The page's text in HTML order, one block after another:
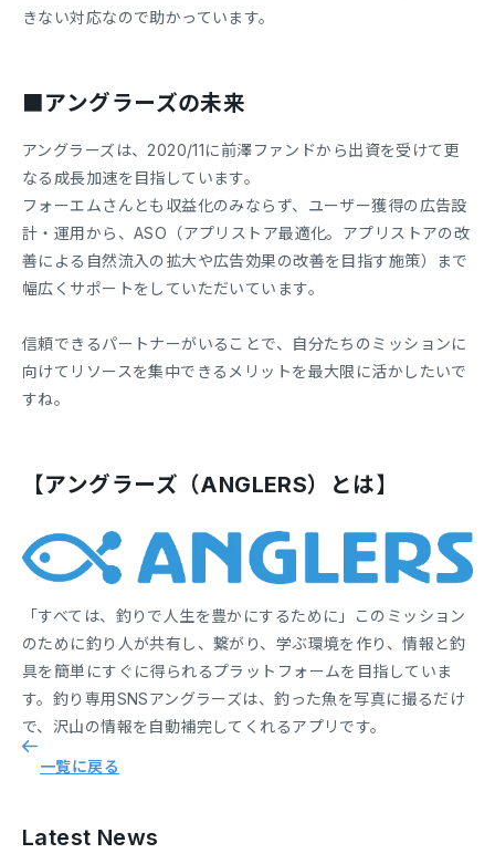
きない対応なので助かっています。
■アングラーズの未来
アングラーズは、2020/11に前澤ファンドから出資を受けて更
なる成長加速を目指しています。
フォーエムさんとも収益化のみならず、ユーザー獲得の広告設
計・運用から、ASO（アプリストア最適化。アプリストアの改
善による自然流入の拡大や広告効果の改善を目指す施策）まで
幅広くサポートをしていただいています。
信頼できるパートナーがいることで、自分たちのミッションに
向けてリソースを集中できるメリットを最大限に活かしたいで
すね。
【アングラーズ（ANGLERS）とは】
「すべては、釣りで人生を豊かにするために」このミッション
のために釣り人が共有し、繋がり、学ぶ環境を作り、情報と釣
具を簡単にすぐに得られるプラットフォームを目指していま
す。釣り専用SNSアングラーズは、釣った魚を写真に撮るだけ
で、沢山の情報を自動補完してくれるアプリです。
一覧に戻る
Latest News